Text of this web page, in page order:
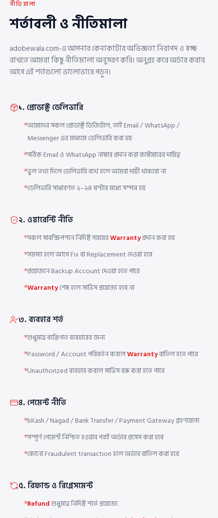
নীতিমালা
শর্তাবলী ও নীতিমালা
adobewala.com-এ আপনার কেনাকাটার অভিজ্ঞতা নিরাপদ ও স্বচ্ছ
রাখতে আমরা কিছু নীতিমালা অনুসরণ করি। অনুগ্রহ করে অর্ডার করার
আগে এই শর্তগুলো ভালোভাবে পড়ুন।
১. প্রোডাক্ট ডেলিভারি
আমাদের সকল প্রোডাক্ট ডিজিটাল, তাই Email / WhatsApp /
Messenger এর মাধ্যমে ডেলিভারি করা হয়
সঠিক Email ও WhatsApp নাম্বার প্রদান করা কাস্টমারের দায়িত্ব
ভুল তথ্য দিলে ডেলিভারি ব্যর্থ হলে আমরা দায়ী থাকবো না
ডেলিভারি সাধারণত ২–২৪ ঘন্টার মধ্যে সম্পন্ন হয়
২. ওয়ারেন্টি নীতি
সকল সাবস্ক্রিপশনে নির্দিষ্ট সময়েরWarrantyপ্রদান করা হয়
সমস্যা হলে আগে Fix বা Replacement দেওয়া হবে
প্রয়োজনে Backup Account দেওয়া হতে পারে
Warrantyশেষ হলে সার্ভিস প্রযোজ্য হবে না
৩. ব্যবহার শর্ত
শুধুমাত্র ব্যক্তিগত ব্যবহারের জন্য
Password / Account পরিবর্তন করলেWarrantyবাতিল হতে পারে
Unauthorized ব্যবহার করলে সার্ভিস বন্ধ করা হতে পারে
৪. পেমেন্ট নীতি
bKash / Nagad / Bank Transfer / Payment Gateway গ্রহণযোগ্য
সম্পূর্ণ পেমেন্ট নিশ্চিত হওয়ার পরই অর্ডার প্রসেস করা হবে
কোনো Fraudulent transaction হলে অর্ডার বাতিল করা হবে
৫. রিফান্ড ও রিপ্লেসমেন্ট
Refundশুধুমাত্র নির্দিষ্ট শর্তে প্রযোজ্য